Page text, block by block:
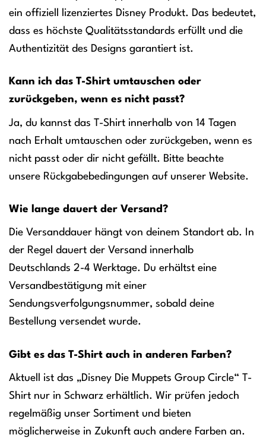
ein offiziell lizenziertes Disney Produkt. Das bedeutet,
dass es höchste Qualitätsstandards erfüllt und die
Authentizität des Designs garantiert ist.
Kann ich das T-Shirt umtauschen oder
zurückgeben, wenn es nicht passt?
Ja, du kannst das T-Shirt innerhalb von 14 Tagen
nach Erhalt umtauschen oder zurückgeben, wenn es
nicht passt oder dir nicht gefällt. Bitte beachte
unsere Rückgabebedingungen auf unserer Website.
Wie lange dauert der Versand?
Die Versanddauer hängt von deinem Standort ab. In
der Regel dauert der Versand innerhalb
Deutschlands 2-4 Werktage. Du erhältst eine
Versandbestätigung mit einer
Sendungsverfolgungsnummer, sobald deine
Bestellung versendet wurde.
Gibt es das T-Shirt auch in anderen Farben?
Aktuell ist das „Disney Die Muppets Group Circle“ T-
Shirt nur in Schwarz erhältlich. Wir prüfen jedoch
regelmäßig unser Sortiment und bieten
möglicherweise in Zukunft auch andere Farben an.